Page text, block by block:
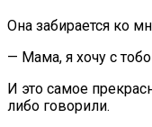
Она забирается ко
— Мама, я хочу с
И это самое
либо говорили.